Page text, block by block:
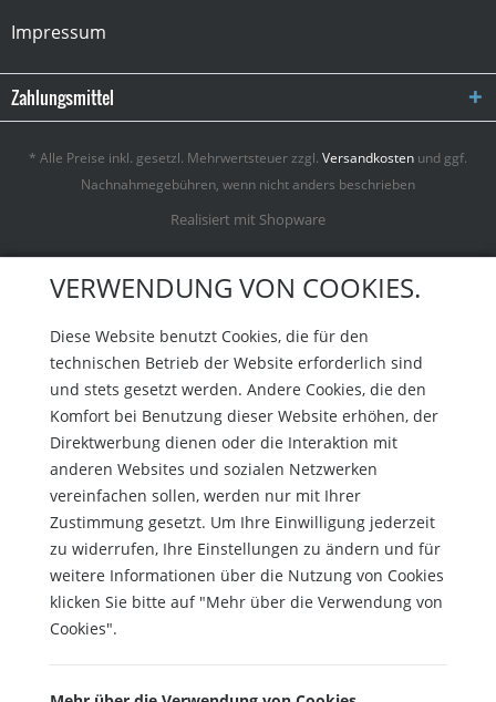
Impressum
Zahlungsmittel
* Alle Preise inkl. gesetzl. Mehrwertsteuer zzgl. Versandkosten und ggf.
Nachnahmegebühren, wenn nicht anders beschrieben
Realisiert mit Shopware
VERWENDUNG VON COOKIES.
Diese Website benutzt Cookies, die für den
technischen Betrieb der Website erforderlich sind
und stets gesetzt werden. Andere Cookies, die den
Komfort bei Benutzung dieser Website erhöhen, der
Direktwerbung dienen oder die Interaktion mit
anderen Websites und sozialen Netzwerken
vereinfachen sollen, werden nur mit Ihrer
Zustimmung gesetzt. Um Ihre Einwilligung jederzeit
zu widerrufen, Ihre Einstellungen zu ändern und für
weitere Informationen über die Nutzung von Cookies
klicken Sie bitte auf "Mehr über die Verwendung von
Cookies".